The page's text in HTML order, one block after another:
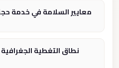
معايير السلامة في خدمة
نطاق التغطية